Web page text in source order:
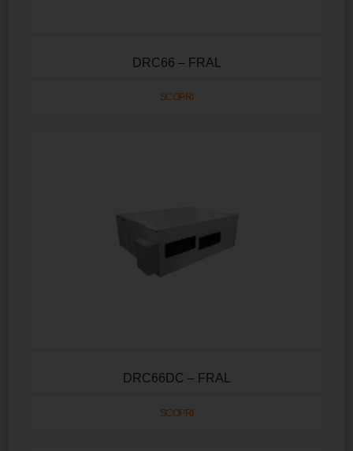
DRC66 – FRAL
SCOPRI
DRC66DC – FRAL
SCOPRI